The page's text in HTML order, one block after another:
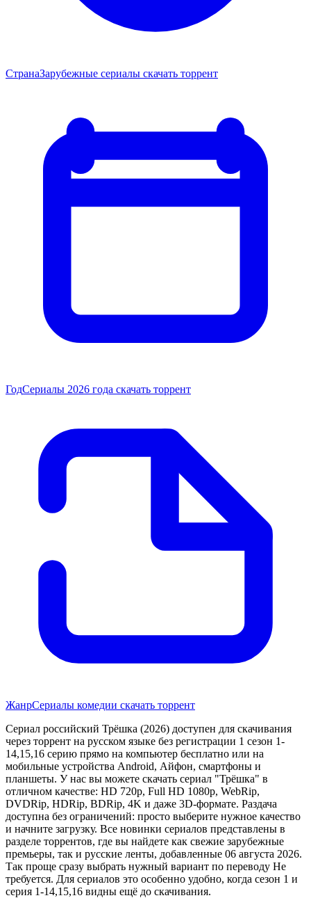
СтранаЗарубежные сериалы скачать торрент
ГодСериалы 2026 года скачать торрент
ЖанрСериалы комедии скачать торрент
Сериал российский Трёшка (2026) доступен для скачивания
через торрент на русском языке без регистрации 1 сезон 1-
14,15,16 серию прямо на компьютер бесплатно или на
мобильные устройства Android, Айфон, смартфоны и
планшеты. У нас вы можете скачать сериал "Трёшка" в
отличном качестве: HD 720p, Full HD 1080p, WebRip,
DVDRip, HDRip, BDRip, 4K и даже 3D-формате. Раздача
доступна без ограничений: просто выберите нужное качество
и начните загрузку. Все новинки сериалов представлены в
разделе торрентов, где вы найдете как свежие зарубежные
премьеры, так и русские ленты, добавленные 06 августа 2026.
Так проще сразу выбрать нужный вариант по переводу Не
требуется. Для сериалов это особенно удобно, когда сезон 1 и
серия 1-14,15,16 видны ещё до скачивания.